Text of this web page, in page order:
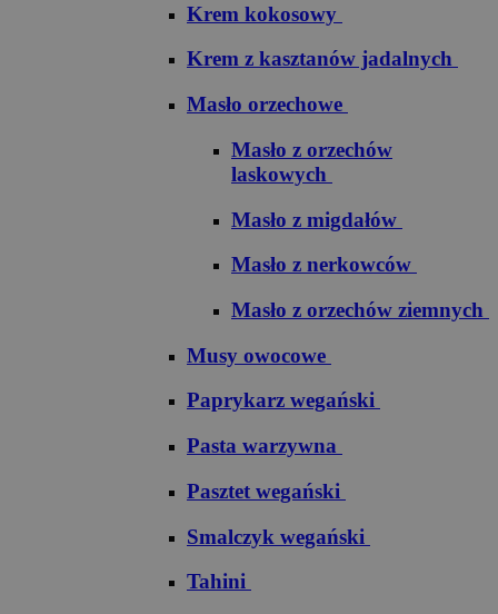
Krem kokosowy
Krem z kasztanów jadalnych
Masło orzechowe
Masło z orzechów
laskowych
Masło z migdałów
Masło z nerkowców
Masło z orzechów ziemnych
Musy owocowe
Paprykarz wegański
Pasta warzywna
Pasztet wegański
Smalczyk wegański
Tahini